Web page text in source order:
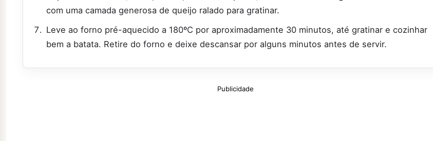
com uma camada generosa de queijo ralado para gratinar.
Leve ao forno pré-aquecido a 180ºC por aproximadamente 30 minutos, até gratinar e cozinhar
bem a batata. Retire do forno e deixe descansar por alguns minutos antes de servir.
Publicidade